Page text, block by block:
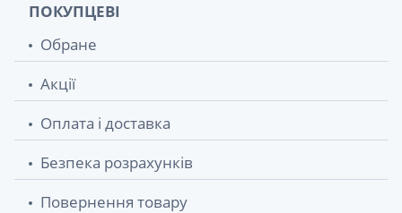
ПОКУПЦЕВІ
Обране
Акції
Оплата і доставка
Безпека розрахунків
Повернення товару